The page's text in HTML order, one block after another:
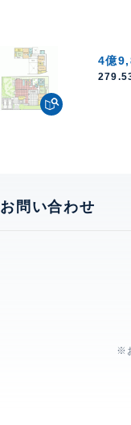
4億
お問い合わせ
※